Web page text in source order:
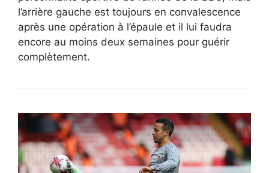
l’arrière gauche est toujours en convalescence
après une opération à l’épaule et il lui faudra
encore au moins deux semaines pour guérir
complètement.